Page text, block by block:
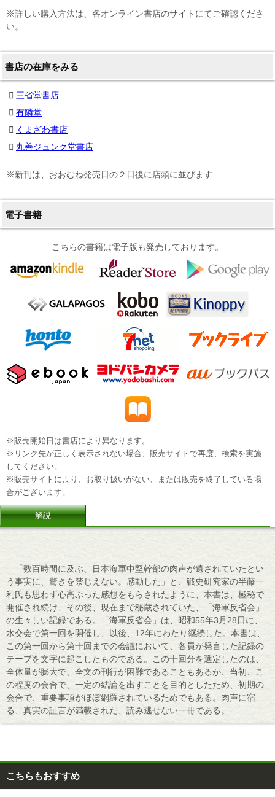
※詳しい購入方法は、各オンライン書店のサイトにてご確認くださ
い。
書店の在庫をみる
三省堂書店
有隣堂
くまざわ書店
丸善ジュンク堂書店
※新刊は、おおむね発売日の２日後に店頭に並びます
電子書籍
こちらの書籍は電子版も発売しております。
※販売開始日は書店により異なります。
※リンク先が正しく表示されない場合、販売サイトで再度、検索を実施
してください。
※販売サイトにより、お取り扱いがない、または販売を終了している場
合がございます。
解説
「数百時間に及ぶ、日本海軍中堅幹部の肉声が遺されていたとい
う事実に、驚きを禁じえない。感動した」と、戦史研究家の半藤一
利氏も思わず心高ぶった感想をもらされたように、本書は、極秘で
開催され続け、その後、現在まで秘蔵されていた、「海軍反省会」
の生々しい記録である。「海軍反省会」は、昭和55年3月28日に、
水交会で第一回を開催し、以後、12年にわたり継続した。本書は、
この第一回から第十回までの会議において、各員が発言した記録の
テープを文字に起こしたものである。この十回分を選定したのは、
全体量が膨大で、全文の刊行が困難であることもあるが、当初、こ
の程度の会合で、一定の結論を出すことを目的としたため、初期の
会合で、重要事項がほぼ網羅されているためでもある。肉声に宿
る、真実の証言が満載された、読み逃せない一冊である。
こちらもおすすめ